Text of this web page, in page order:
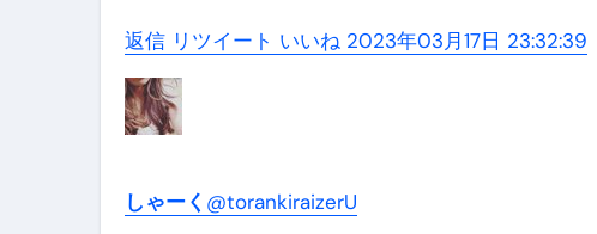
返信 リツイート いいね 2023年03月17日 23:32:39
しゃーく @torankiraizerU